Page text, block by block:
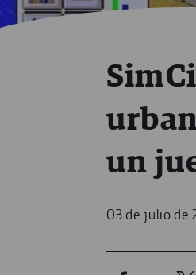
un
03 de julio de